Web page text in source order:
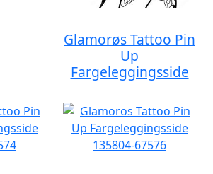
Glamorøs Tattoo Pin
Up
Fargeleggingsside